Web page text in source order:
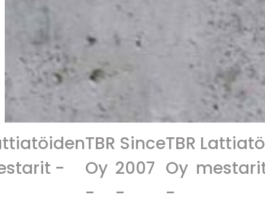
TBR
Oy
Since
2007
TBR
Oy
Lattiatöiden
mestarit -